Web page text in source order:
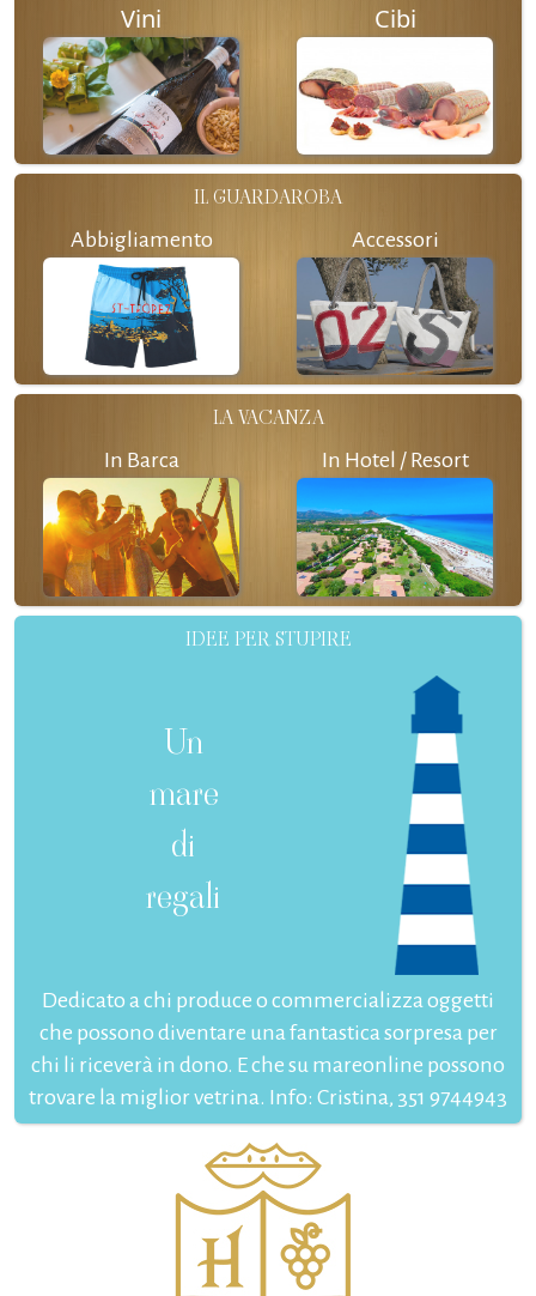
Vini Cibi
IL GUARDAROBA
Abbigliamento Accessori
LA VACANZA
In Barca In Hotel / Resort
IDEE PER STUPIRE
Un
mare
di
regali
Dedicato a chi produce o commercializza oggetti
che possono diventare una fantastica sorpresa per
chi li riceverà in dono. E che su mareonline possono
trovare la miglior vetrina. Info: Cristina, 351 9744943